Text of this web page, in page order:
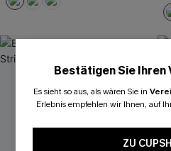
Bestätigen Sie
Es sieht so aus, als wären Sie in
Erlebnis empfehlen wir Ihnen, auf
ZU